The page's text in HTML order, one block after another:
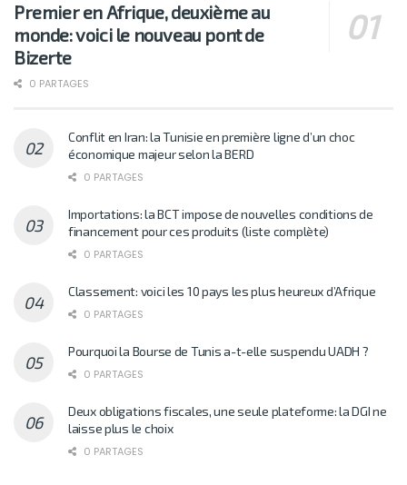
Premier en Afrique, deuxième au
monde: voici le nouveau pont de
Bizerte
0 PARTAGES
Conflit en Iran: la Tunisie en première ligne d’un choc
économique majeur selon la BERD
0 PARTAGES
Importations: la BCT impose de nouvelles conditions de
financement pour ces produits (liste complète)
0 PARTAGES
Classement: voici les 10 pays les plus heureux d’Afrique
0 PARTAGES
Pourquoi la Bourse de Tunis a-t-elle suspendu UADH ?
0 PARTAGES
Deux obligations fiscales, une seule plateforme: la DGI ne
laisse plus le choix
0 PARTAGES